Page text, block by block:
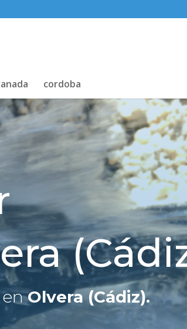
cordoba
enOlvera (Cádiz).